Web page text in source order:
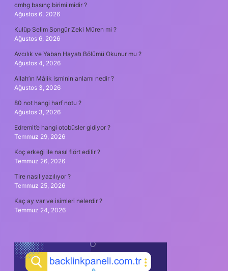
cmhg basınç birimi midir ?
Ağustos 6, 2026
Kulüp Selim Songür Zeki Müren mi ?
Ağustos 6, 2026
Avcılık ve Yaban Hayatı Bölümü Okunur mu ?
Ağustos 4, 2026
Allah’ın Mâlik isminin anlamı nedir ?
Ağustos 3, 2026
80 not hangi harf notu ?
Ağustos 3, 2026
Edremit’e hangi otobüsler gidiyor ?
Temmuz 29, 2026
Koç erkeği ile nasıl flört edilir ?
Temmuz 26, 2026
Tire nasıl yazılıyor ?
Temmuz 25, 2026
Kaç ay var ve isimleri nelerdir ?
Temmuz 24, 2026